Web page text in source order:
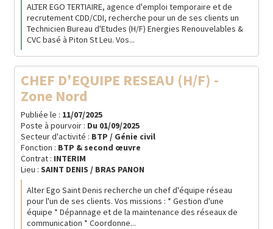
ALTER EGO TERTIAIRE, agence d'emploi temporaire et de
recrutement CDD/CDI, recherche pour un de ses clients un
Technicien Bureau d'Etudes (H/F) Energies Renouvelables &
CVC basé à Piton St Leu. Vos...
CHEF D'EQUIPE RESEAU (H/F) -
Zone Nord
Publiée le : 11/07/2025
Poste à pourvoir : Du 01/09/2025
Secteur d'activité : BTP / Génie civil
Fonction : BTP & second œuvre
Contrat : INTERIM
Lieu : SAINT DENIS / BRAS PANON
Alter Ego Saint Denis recherche un chef d'équipe réseau
pour l'un de ses clients. Vos missions : * Gestion d'une
équipe * Dépannage et de la maintenance des réseaux de
communication * Coordonne...